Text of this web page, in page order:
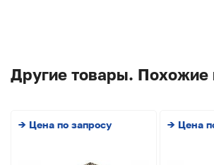
Другие товары. Похожие
→ Цена по запросу → Цена